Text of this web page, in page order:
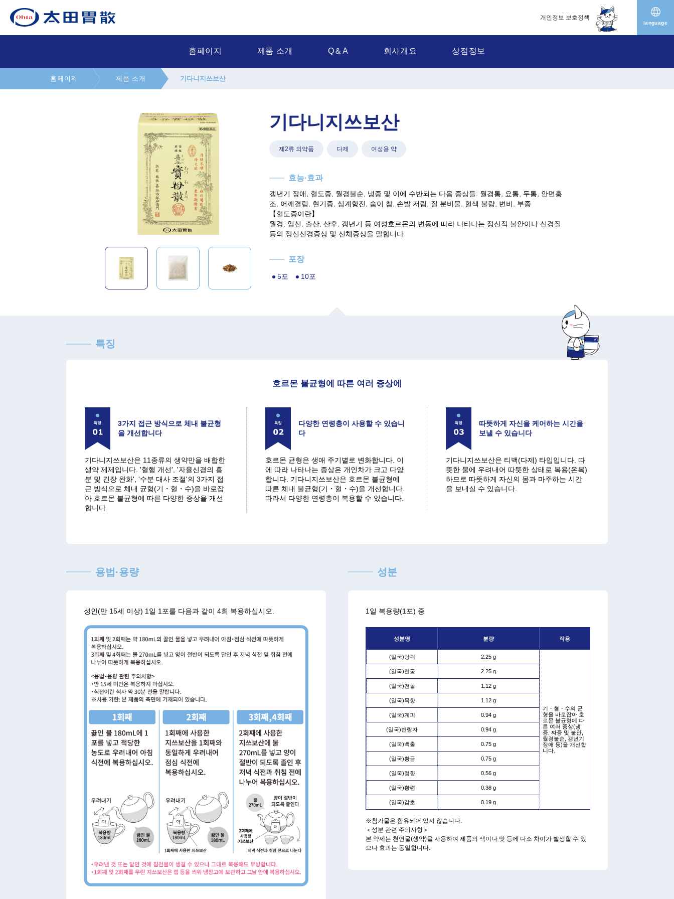
개인정보 보호정책
language
홈페이지 제품 소개 Q＆A 회사개요 상점정보
홈페이지 제품 소개 기다니지쓰보산
기다니지쓰보산
제2류 의약품 다제 여성용 약
효능·효과
갱년기 장애, 혈도증, 월경불순, 냉증 및 이에 수반되는 다음 증상들: 월경통, 요통, 두통, 안면홍
조, 어깨결림, 현기증, 심계항진, 숨이 참, 손발 저림, 질 분비물, 혈색 불량, 변비, 부종
【혈도증이란】
월경, 임신, 출산, 산후, 갱년기 등 여성호르몬의 변동에 따라 나타나는 정신적 불안이나 신경질
등의 정신신경증상 및 신체증상을 말합니다.
포장
5포 10포
특징
호르몬 불균형에 따른 여러 증상에
3가지 접근 방식으로 체내 불균형
을 개선합니다
기다니지쓰보산은 11종류의 생약만을 배합한
생약 제제입니다. '혈행 개선', '자율신경의 흥
분 및 긴장 완화', '수분 대사 조절'의 3가지 접
근 방식으로 체내 균형(기・혈・수)을 바로잡
아 호르몬 불균형에 따른 다양한 증상을 개선
합니다.
다양한 연령층이 사용할 수 있습니
다
호르몬 균형은 생애 주기별로 변화합니다. 이
에 따라 나타나는 증상은 개인차가 크고 다양
합니다. 기다니지쓰보산은 호르몬 불균형에
따른 체내 불균형(기・혈・수)을 개선합니다.
따라서 다양한 연령층이 복용할 수 있습니다.
따뜻하게 자신을 케어하는 시간을
보낼 수 있습니다
기다니지쓰보산은 티백(다제) 타입입니다. 따
뜻한 물에 우려내어 따뜻한 상태로 복용(온복)
하므로 따뜻하게 자신의 몸과 마주하는 시간
을 보내실 수 있습니다.
용법·용량
성인(만 15세 이상) 1일 1포를 다음과 같이 4회 복용하십시오.
성분
1일 복용량(1포) 중
성분명 분량 작용
(일국)당귀 2.25 g
기・혈・수의 균
형을 바로잡아 호
르몬 불균형에 따
른 여러 증상(냉
증, 짜증 및 불안,
월경불순, 갱년기
장애 등)을 개선합
니다.
(일국)천궁 2.25 g
(일국)천골 1.12 g
(일국)목향 1.12 g
(일국)계피 0.94 g
(일국)빈랑자 0.94 g
(일국)백출 0.75 g
(일국)황금 0.75 g
(일국)정향 0.56 g
(일국)황련 0.38 g
(일국)감초 0.19 g
※첨가물은 함유되어 있지 않습니다.
＜성분 관련 주의사항＞
본 약제는 천연물(생약)을 사용하여 제품의 색이나 맛 등에 다소 차이가 발생할 수 있
으나 효과는 동일합니다.